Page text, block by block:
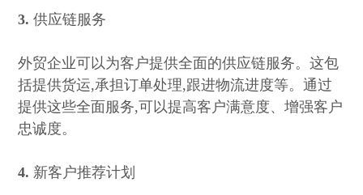
3.供应链服务
外贸企业可以为客户提供全面的供应链服务。这包
括提供货运,承担订单处理,跟进物流进度等。通过
提供这些全面服务,可以提高客户满意度、增强客户
忠诚度。
4. 新客户推荐计划